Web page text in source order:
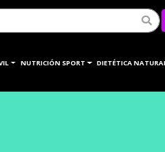
NUTRICIÓN SPORT DIETÉTICA